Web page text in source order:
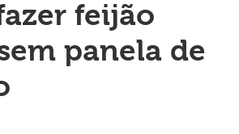
feijão
panela de